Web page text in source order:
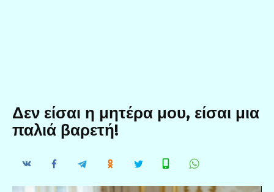
Δεν είσαι η μητέρα μου, είσαι μια
παλιά βαρετή!